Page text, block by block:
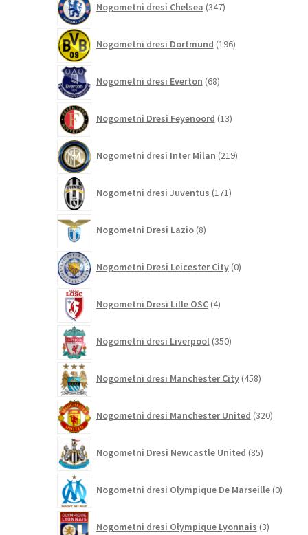
Nogometni dresi Chelsea 347izdelkov
Nogometni dresi Dortmund 196izdelkov
Nogometni dresi Everton 68izdelkov
Nogometni Dresi Feyenoord 13izdelkov
Nogometni dresi Inter Milan 219izdelkov
Nogometni dresi Juventus 171izdelkov
Nogometni Dresi Lazio 8izdelkov
Nogometni Dresi Leicester City 0izdelkov
Nogometni Dresi Lille OSC 4izdelki
Nogometni dresi Liverpool 350izdelkov
Nogometni dresi Manchester City 458izdelkov
Nogometni dresi Manchester United 320izdelkov
Nogometni Dresi Newcastle United 85izdelkov
Nogometni dresi Olympique De Marseille 0
Nogometni dresi Olympique Lyonnais 3